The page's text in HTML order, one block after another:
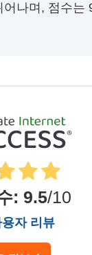
나며, 점수는
: 9.5/10
자 리뷰